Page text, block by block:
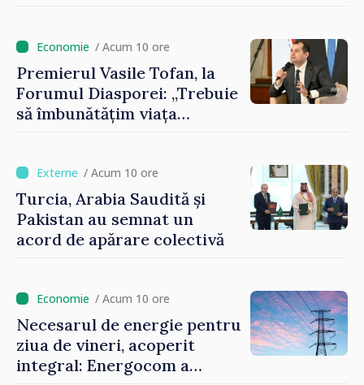
imaginii Republicii Moldova”
/ Acum 10 ore
Premierul Vasile Tofan, la
Forumul Diasporei: „Trebuie
să îmbunătățim viața
/ Acum 10 ore
Turcia, Arabia Saudită și
Pakistan au semnat un
acord de apărare colectivă
/ Acum 10 ore
Necesarul de energie pentru
ziua de vineri, acoperit
integral: Energocom a